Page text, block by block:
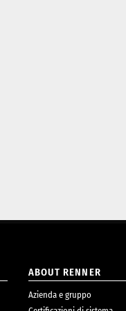
ABOUT RENNER
Azienda e gruppo